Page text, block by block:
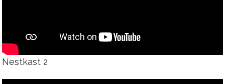
Nestkast 2